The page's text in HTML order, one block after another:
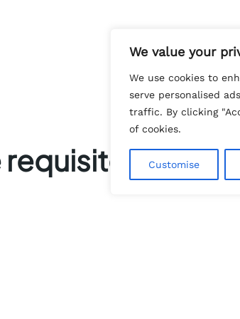
We value your
We use cookies to
serve personalised
traffic. By clicking
of cookies.
Customise
requisitos